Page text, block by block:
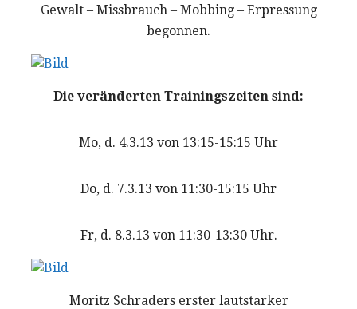
Gewalt – Missbrauch – Mobbing – Erpressung
begonnen.
Die veränderten Trainingszeiten sind:
Mo, d. 4.3.13 von 13:15-15:15 Uhr
Do, d. 7.3.13 von 11:30-15:15 Uhr
Fr, d. 8.3.13 von 11:30-13:30 Uhr.
Moritz Schraders erster lautstarker